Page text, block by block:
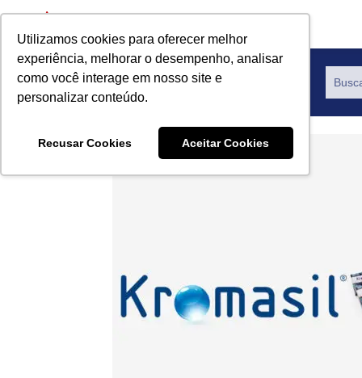
Utilizamos cookies para oferecer melhor
experiência, melhorar o desempenho, analisar
como você interage em nosso site e
personalizar conteúdo.
Recusar Cookies Aceitar Cookies
Productos